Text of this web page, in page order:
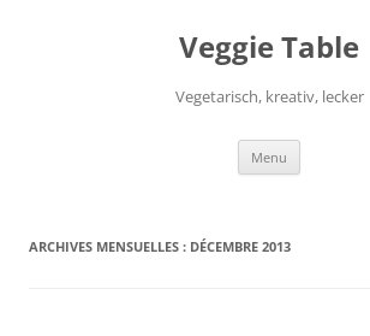
Veggie Table
Vegetarisch, kreativ, lecker
Menu
ARCHIVES MENSUELLES : DÉCEMBRE 2013